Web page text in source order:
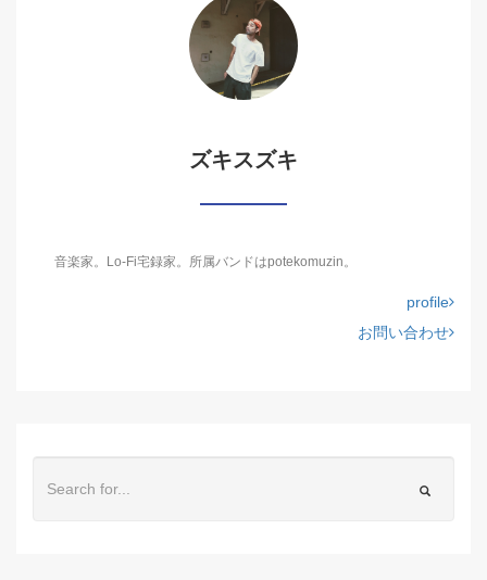
ズキスズキ
音楽家。Lo-Fi宅録家。所属バンドはpotekomuzin。
profile
お問い合わせ